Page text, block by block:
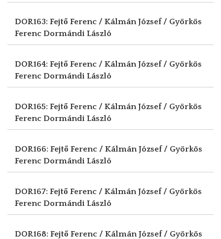
DOR163: Fejtő Ferenc / Kálmán József / Györkös
Ferenc Dormándi László
DOR164: Fejtő Ferenc / Kálmán József / Györkös
Ferenc Dormándi László
DOR165: Fejtő Ferenc / Kálmán József / Györkös
Ferenc Dormándi László
DOR166: Fejtő Ferenc / Kálmán József / Györkös
Ferenc Dormándi László
DOR167: Fejtő Ferenc / Kálmán József / Györkös
Ferenc Dormándi László
DOR168: Fejtő Ferenc / Kálmán József / Györkös